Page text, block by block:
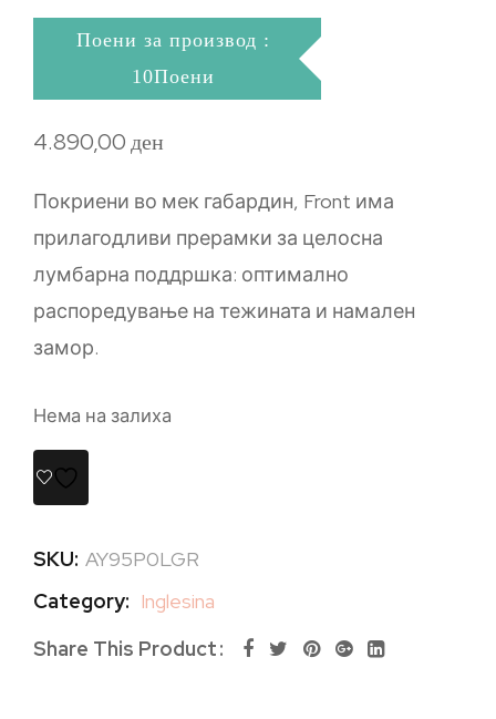
Поени за производ :
10Поени
4.890,00ден
Покриени во мек габардин, Front има
прилагодливи прерамки за целосна
лумбарна поддршка: оптимално
распоредување на тежината и намален
замор.
Нема на залиха
SKU: AY95P0LGR
Category: Inglesina
Share This Product